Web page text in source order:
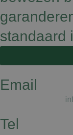
standaard
Email
Tel